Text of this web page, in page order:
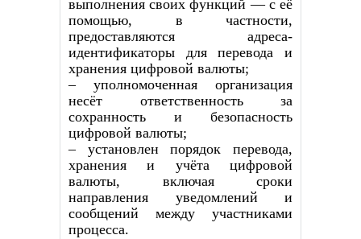
выполнения своих функций — с её
помощью, в частности,
предоставляются адреса-
идентификаторы для перевода и
хранения цифровой валюты;
– уполномоченная организация
несёт ответственность за
сохранность и безопасность
цифровой валюты;
– установлен порядок перевода,
хранения и учёта цифровой
валюты, включая сроки
направления уведомлений и
сообщений между участниками
процесса.